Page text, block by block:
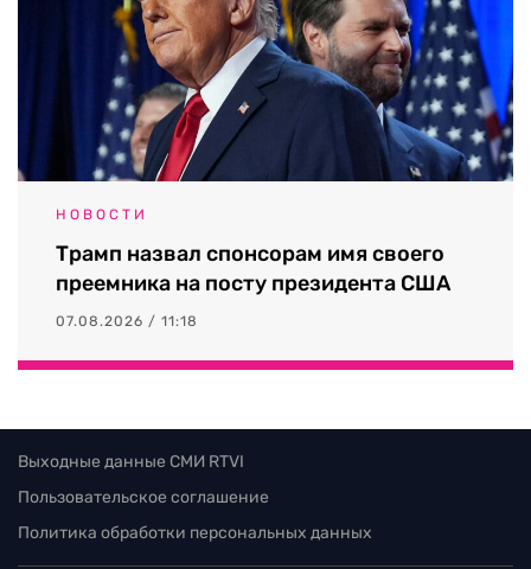
НОВОСТИ
Трамп назвал спонсорам имя своего
преемника на посту президента США
07.08.2026 / 11:18
Выходные данные СМИ RTVI
Пользовательское соглашение
Политика обработки персональных данных